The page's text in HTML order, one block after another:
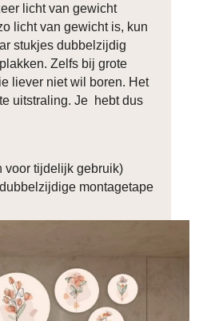
licht van gewicht
licht van gewicht is, kun
stukjes dubbelzijdig
Zelfs bij grote
liever niet wil boren. Het
uitstraling. Je hebt dus
voor tijdelijk gebruik)
montagetape